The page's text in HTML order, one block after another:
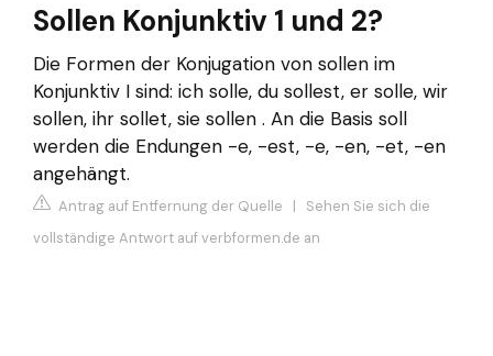
Sollen Konjunktiv 1 und 2?
Die Formen der Konjugation von sollen im
Konjunktiv I sind: ich solle, du sollest, er solle, wir
sollen, ihr sollet, sie sollen . An die Basis soll
werden die Endungen -e, -est, -e, -en, -et, -en
angehängt.
Antrag auf Entfernung der Quelle | Sehen Sie sich die
vollständige Antwort auf verbformen.de an